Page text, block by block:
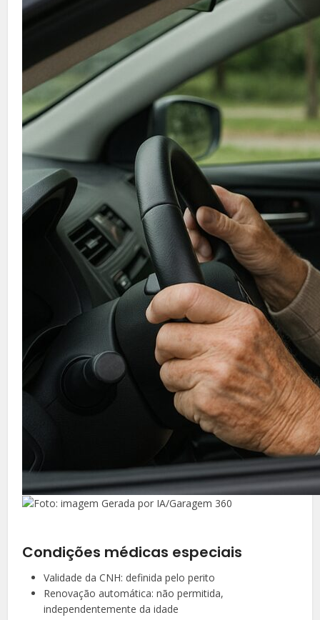
Condições médicas especiais
Validade da CNH: definida pelo perito
Renovação automática: não permitida,
independentemente da idade